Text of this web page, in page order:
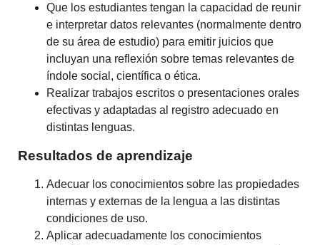
Que los estudiantes tengan la capacidad de reunir
e interpretar datos relevantes (normalmente dentro
de su área de estudio) para emitir juicios que
incluyan una reflexión sobre temas relevantes de
índole social, científica o ética.
Realizar trabajos escritos o presentaciones orales
efectivas y adaptadas al registro adecuado en
distintas lenguas.
Resultados de aprendizaje
Adecuar los conocimientos sobre las propiedades
internas y externas de la lengua a las distintas
condiciones de uso.
Aplicar adecuadamente los conocimientos